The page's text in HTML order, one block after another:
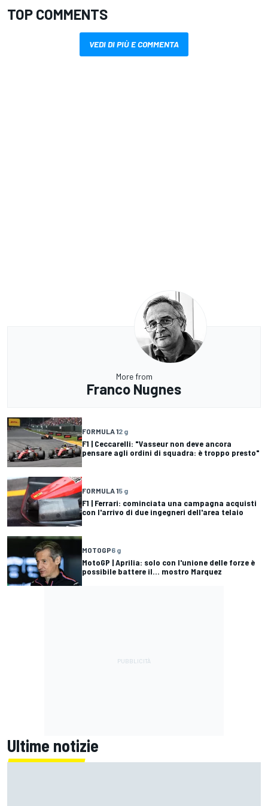
TOP COMMENTS
VEDI DI PIÙ E COMMENTA
More from
Franco Nugnes
FORMULA 12 g
F1 | Ceccarelli: "Vasseur non deve ancora
pensare agli ordini di squadra: è troppo presto"
FORMULA 15 g
F1 | Ferrari: cominciata una campagna acquisti
con l'arrivo di due ingegneri dell'area telaio
MOTOGP6 g
MotoGP | Aprilia: solo con l'unione delle forze è
possibile battere il... mostro Marquez
Ultime notizie